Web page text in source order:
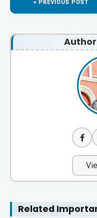
« PREVIOUS POST
Author
Related